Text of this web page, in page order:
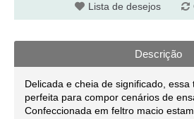
Lista de desejos
Descrição
Delicada e cheia de significado, essa
perfeita para compor cenários de
Confeccionada em feltro macio